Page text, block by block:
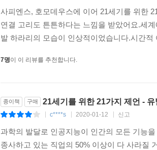
사피엔스, 호모데우스에 이어 21세기를 위한
연결 고리도 튼튼하다는 느낌을 받았어요.세
발 하라리의 모습이 인상적이었습니다.시간
7명이 이 리뷰를 추천합니다.
종이책 구매 21세기를 위한 21가지 제언 -
c****s 2020-01-12 신고
과학의 발달로 인공지능이 인간의 모든 기능
종사하고 있는 직업의 50% 이상이 다 사라질